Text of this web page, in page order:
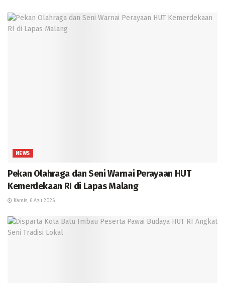
NEWS
Pekan Olahraga dan Seni Warnai Perayaan HUT
Kemerdekaan RI di Lapas Malang
Kamis, 6 Agu 2026